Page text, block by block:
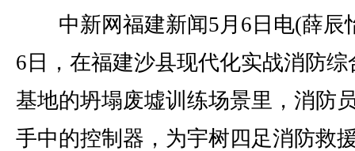
中新网福建新闻5月6日电(薛辰
6日，在福建沙县现代化实战消防综
基地的坍塌废墟训练场景里，消防
手中的控制器，为宇树四足消防救